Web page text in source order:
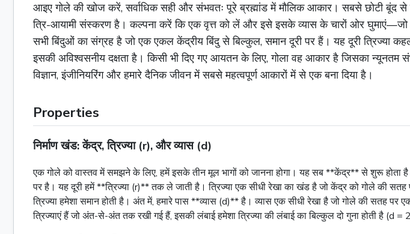
आइए गोले की खोज करें, सर्वाधिक सही और संभवतः पूरे ब्रह्मांड में मौलिक आकार। सबसे छोटी बूंद
त्रि-आयामी संस्करण है। कल्पना करें कि एकवृत्तको लें और इसे इसके व्यास के चारों ओर
सभी बिंदुओं का संग्रह है जो एक एकल केंद्रीय बिंदु से बिल्कुल, समान दूरी पर हैं। यह दूरी त्रिज्या
इसकी अविश्वसनीय दक्षता है। किसी भी दिए गए आयतन के लिए, गोला वह आकार है जिसका
विज्ञान, इंजीनियरिंग और हमारे दैनिक जीवन में सबसे महत्वपूर्ण आकारों में से एक बना दिया है।
Properties
निर्माण खंड: केंद्र, त्रिज्या (r), और व्यास (d)
एक गोले को वास्तव में समझने के लिए, हमें इसके तीन मूल भागों को जानना होगा। यह सब **केंद्र** से शुरू
पर है। यह दूरी हमें **त्रिज्या (r)** तक ले जाती है। त्रिज्या एक सीधी रेखा का खंड है जो केंद्र को गोले की
त्रिज्या हमेशा समान होती है। अंत में, हमारे पास **व्यास (d)** है। व्यास एक सीधी रेखा है जो गोले की सतह
त्रिज्याएं हैं जो अंत-से-अंत तक रखी गई हैं, इसकी लंबाई हमेशा त्रिज्या की लंबाई का बिल्कुल दो गुना होती है (d